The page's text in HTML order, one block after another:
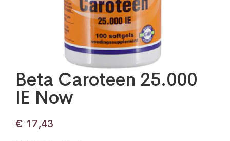
Beta Caroteen 25.000
IE Now
€ 17,43